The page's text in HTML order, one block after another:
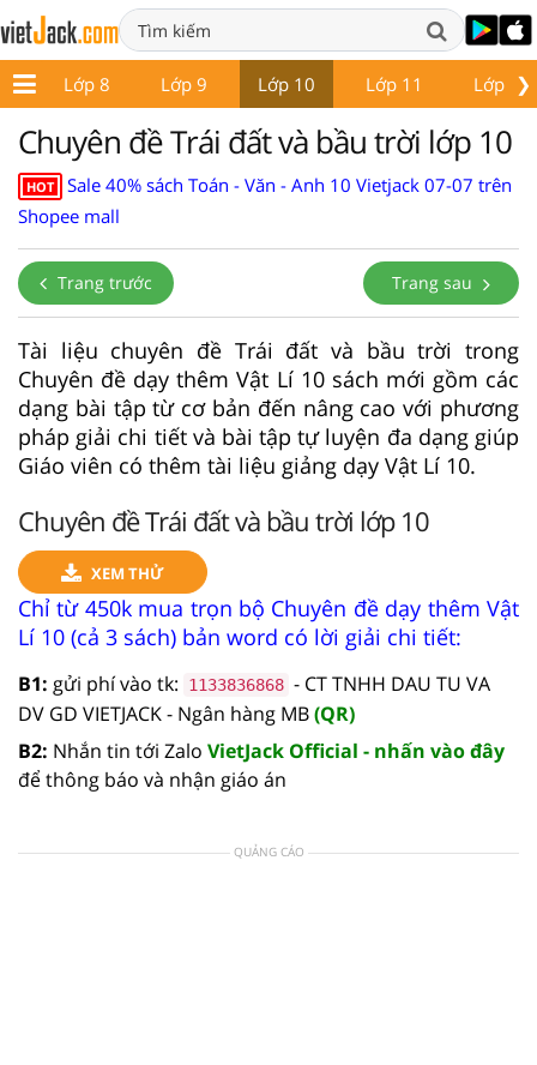
❯
Lớp 8 Lớp 9 Lớp 10 Lớp 11 Lớp 12
Chuyên đề Trái đất và bầu trời lớp 10
HOT
Sale 40% sách Toán - Văn - Anh 10 Vietjack 07-07 trên
Shopee mall
Trang trước Trang sau
Tài liệu chuyên đề Trái đất và bầu trời trong
Chuyên đề dạy thêm Vật Lí 10 sách mới gồm các
dạng bài tập từ cơ bản đến nâng cao với phương
pháp giải chi tiết và bài tập tự luyện đa dạng giúp
Giáo viên có thêm tài liệu giảng dạy Vật Lí 10.
Chuyên đề Trái đất và bầu trời lớp 10
XEM THỬ
Chỉ từ 450k mua trọn bộ Chuyên đề dạy thêm Vật
Lí 10 (cả 3 sách) bản word có lời giải chi tiết:
B1: gửi phí vào tk: 1133836868 - CT TNHH DAU TU VA
DV GD VIETJACK - Ngân hàng MB(QR)
B2: Nhắn tin tới Zalo VietJack Official - nhấn vào đây
để thông báo và nhận giáo án
QUẢNG CÁO